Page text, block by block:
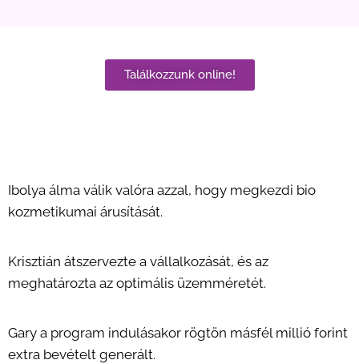
Találkozzunk online!
Ibolya álma válik valóra azzal, hogy megkezdi bio
kozmetikumai árusítását.
Krisztián átszervezte a vállalkozását, és az
meghatározta az optimális üzemméretét.
Gary a program indulásakor rögtön másfél millió forint
extra bevételt generált.